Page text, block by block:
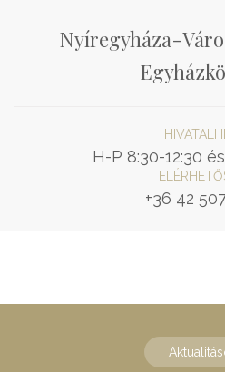
Nyíregyháza-
HIVATALI
H-P 8:30-12:30
+36 42